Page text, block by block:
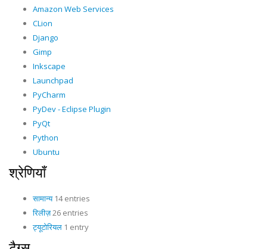
Amazon Web Services
CLion
Django
Gimp
Inkscape
Launchpad
PyCharm
PyDev - Eclipse Plugin
PyQt
Python
Ubuntu
श्रेणियाँ
सामान्य14 entries
रिलीज़26 entries
ट्यूटोरियल 1 entry